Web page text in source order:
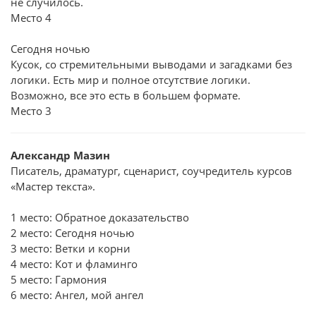
Место 4
Сегодня ночью
Кусок, со стремительными выводами и загадками без
логики. Есть мир и полное отсутствие логики.
Возможно, все это есть в большем формате.
Место 3
Александр Мазин
Писатель, драматург, сценарист, соучредитель курсов
«Мастер текста».
1 место: Обратное доказательство
2 место: Сегодня ночью
3 место: Ветки и корни
4 место: Кот и фламинго
5 место: Гармония
6 место: Ангел, мой ангел